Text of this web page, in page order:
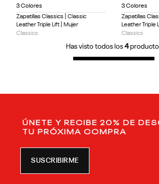
3 Colores
Zapatillas Classics | Classic
Leather Triple Lift | Mujer
Classics
3 Colores
Zapatillas
Leather Triple
Classics
Has visto todos los 4
ÚNETE Y RECIBE 20% DE
TU PRÓXIMA COMPRA
SUSCRIBIRME